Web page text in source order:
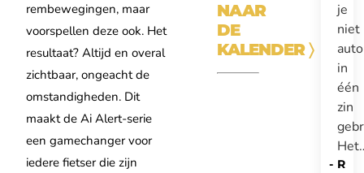
rembewegingen, maar
voorspellen deze ook. Het
resultaat? Altijd en overal
zichtbaar, ongeacht de
omstandigheden. Dit
maakt de Ai Alert-serie
een gamechanger voor
iedere fietser die zijn
NAAR
DE
KALENDER〉
je
niet
in
één
zin
R
-